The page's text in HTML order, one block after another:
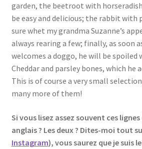
garden, the beetroot with
be easy and delicious; the rabbit with
sure whet my grandma Suzanne’s
always rearing a few; finally, as soon
welcomes a doggo, he will be spoiled
Cheddar and parsley bones, which he
This is of course a very small
many more of them!
Si vous lisez assez souvent ces lignes
anglais ? Les deux ? Dites-moi tout
Instagram), vous saurez que je suis